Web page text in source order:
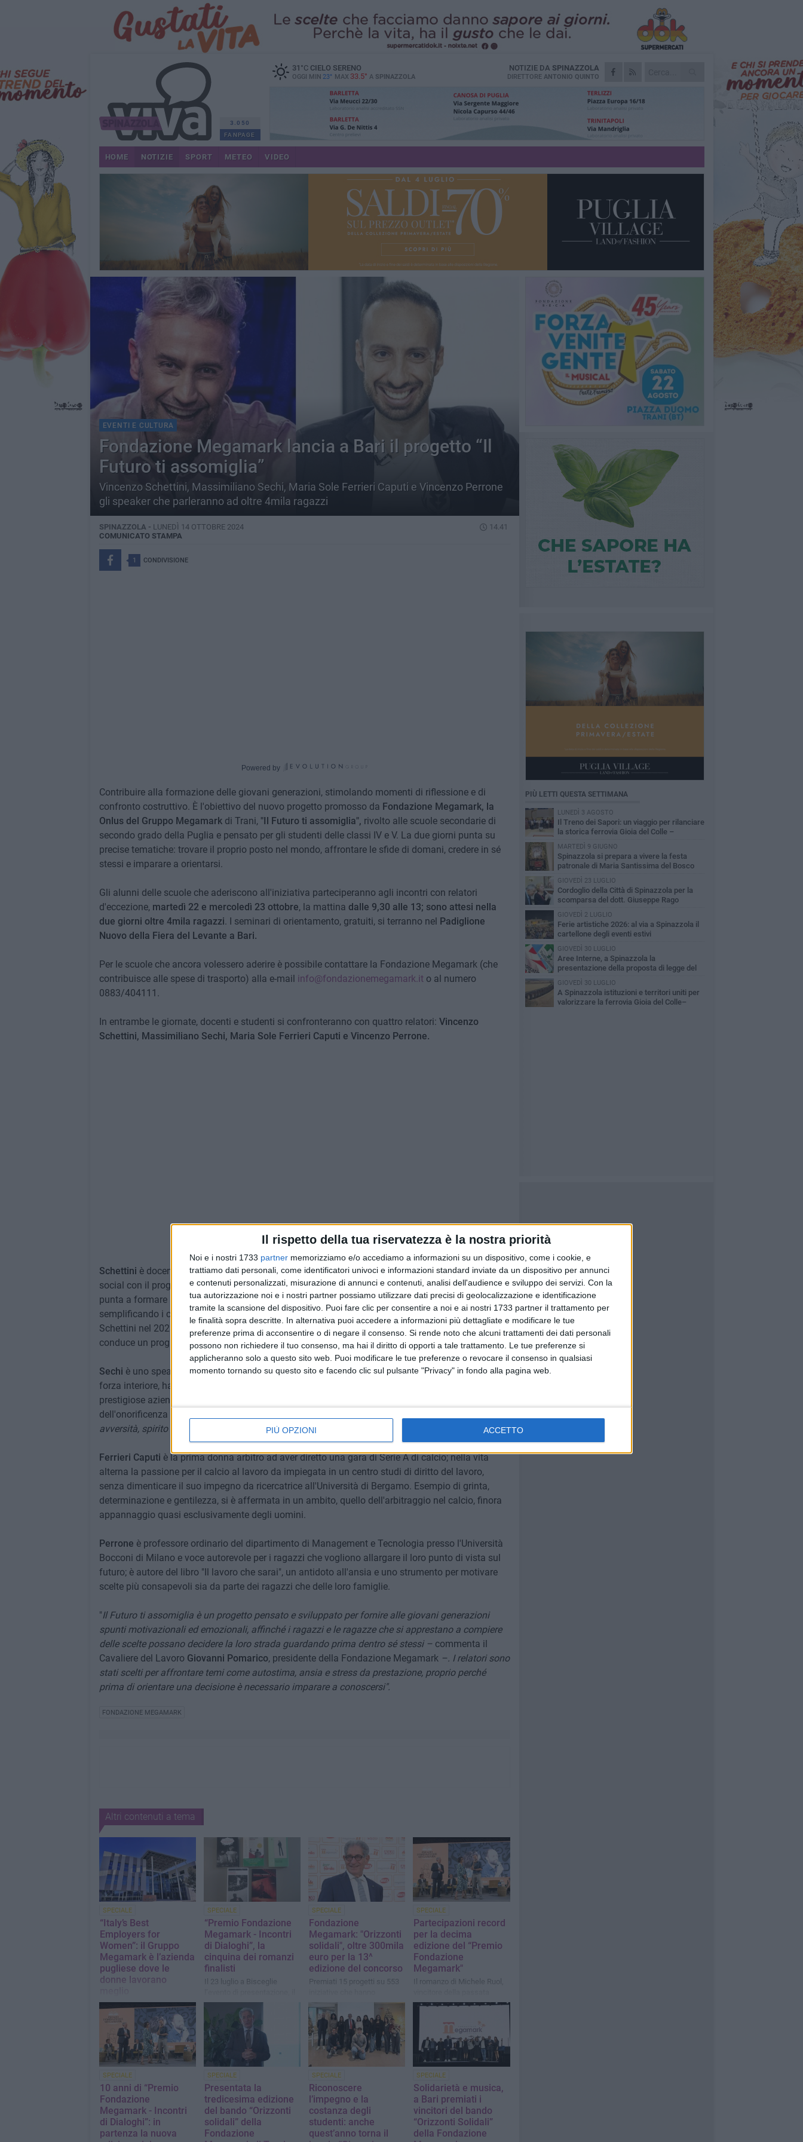
Il rispetto della tua riservatezza è la nostra priorità
Noi e i nostri 1733 partner memorizziamo e/o accediamo a informazioni su un dispositivo, come i cookie, e
trattiamo dati personali, come identificatori univoci e informazioni standard inviate da un dispositivo per annunci
e contenuti personalizzati, misurazione di annunci e contenuti, analisi dell'audience e sviluppo dei servizi. Con la
tua autorizzazione noi e i nostri partner possiamo utilizzare dati precisi di geolocalizzazione e identificazione
tramite la scansione del dispositivo. Puoi fare clic per consentire a noi e ai nostri 1733 partner il trattamento per
le finalità sopra descritte. In alternativa puoi accedere a informazioni più dettagliate e modificare le tue
preferenze prima di acconsentire o di negare il consenso. Si rende noto che alcuni trattamenti dei dati personali
possono non richiedere il tuo consenso, ma hai il diritto di opporti a tale trattamento. Le tue preferenze si
applicheranno solo a questo sito web. Puoi modificare le tue preferenze o revocare il consenso in qualsiasi
momento tornando su questo sito e facendo clic sul pulsante "Privacy" in fondo alla pagina web.
PIÙ OPZIONI ACCETTO
3.050
FANPAGE
31 °CCIELO SERENO
OGGI MIN 23° MAX 33.5° A SPINAZZOLA
NOTIZIE DA SPINAZZOLA
DIRETTORE ANTONIO QUINTO
HOME NOTIZIE SPORT METEO VIDEO
EVENTI E CULTURA
Fondazione Megamark lancia a Bari il progetto “Il
Futuro ti assomiglia”
Vincenzo Schettini, Massimiliano Sechi, Maria Sole Ferrieri Caputi e Vincenzo Perrone
gli speaker che parleranno ad oltre 4mila ragazzi
SPINAZZOLA - LUNEDÌ 14 OTTOBRE 2024
14.41
COMUNICATO STAMPA
1 CONDIVISIONE
Powered by
Contribuire alla formazione delle giovani generazioni, stimolando momenti di riflessione e di
confronto costruttivo. È l'obiettivo del nuovo progetto promosso da Fondazione Megamark, la
Onlus del Gruppo Megamarkdi Trani, "Il Futuro ti assomiglia", rivolto alle scuole secondarie di
secondo grado della Puglia e pensato per gli studenti delle classi IV e V. La due giorni punta su
precise tematiche: trovare il proprio posto nel mondo, affrontare le sfide di domani, credere in sé
stessi e imparare a orientarsi.
Gli alunni delle scuole che aderiscono all'iniziativa parteciperanno agli incontri con relatori
d'eccezione, martedì 22 e mercoledì 23 ottobre, la mattina dalle 9,30 alle 13; sono attesi nella
due giorni oltre 4mila ragazzi. I seminari di orientamento, gratuiti, si terranno nel Padiglione
Nuovo della Fiera del Levante a Bari.
Per le scuole che ancora volessero aderire è possibile contattare la Fondazione Megamark (che
contribuisce alle spese di trasporto) alla e-mail info@fondazionemegamark.ito al numero
0883/404111.
In entrambe le giornate, docenti e studenti si confronteranno con quattro relatori: Vincenzo
Schettini, Massimiliano Sechi, Maria Sole Ferrieri Caputi e Vincenzo Perrone.
Schettini è docente di fisica e ha iniziato a presentare le sue lezioni sul web e sui suoi canali
social con il progetto "La fisica che ci piace", divenuto poi un libro di grande successo. Schettini
punta a formare i giovani oltre i banchi di scuola con spiegazioni vivaci e divertenti,
semplificando i concetti più difficili della fisica; musicista, violinista diplomato al Conservatorio,
Schettini nel 2023 ha pubblicato il suo secondo libro. "Ci vuole un fisico bestiale". Dal 2024
conduce un programma su Rai2 "La Fisica dell'Amore".
Sechi è uno speaker internazionale nato con una grave malformazione fisica; lavorando sulla sua
forza interiore, ha cambiato il corso della sua vita, fino a diventare business coach di diverse e
prestigiose aziende. Nel 2018 è stato insignito dal Presidente della Repubblica Sergio Mattarella
dell'onorificenza al Merito della Repubblica
avversità, spirito costruttivo e impegno sociale".
Ferrieri Caputi è la prima donna arbitro ad aver diretto una gara di Serie A di calcio; nella vita
alterna la passione per il calcio al lavoro da impiegata in un centro studi di diritto del lavoro,
senza dimenticare il suo impegno da ricercatrice all'Università di Bergamo. Esempio di grinta,
determinazione e gentilezza, si è affermata in un ambito, quello dell'arbitraggio nel calcio, finora
appannaggio quasi esclusivamente degli uomini.
Perrone è professore ordinario del dipartimento di Management e Tecnologia presso l'Università
Bocconi di Milano e voce autorevole per i ragazzi che vogliono allargare il loro punto di vista sul
futuro; è autore del libro "Il lavoro che sarai", un antidoto all'ansia e uno strumento per motivare
scelte più consapevoli sia da parte dei ragazzi che delle loro famiglie.
"Il Futuro ti assomiglia è un progetto pensato e sviluppato per fornire alle giovani generazioni
spunti motivazionali ed emozionali, affinché i ragazzi e le ragazze che si apprestano a compiere
delle scelte possano decidere la loro strada guardando prima dentro sé stessi – commenta il
Cavaliere del Lavoro Giovanni Pomarico, presidente della Fondazione Megamark–. I relatori sono
stati scelti per affrontare temi come autostima, ansia e stress da prestazione, proprio perché
prima di orientare una decisione è necessario imparare a conoscersi".
FONDAZIONE MEGAMARK
Altri contenuti a tema
SPECIALE
“Italy’s Best
Employers for
Women”: il Gruppo
Megamark è l’azienda
pugliese dove le
donne lavorano
L’azienda di Trani si è
posizionata al 22esimo
posto a livello nazionale
SPECIALE
“Premio Fondazione
Megamark - Incontri
di Dialoghi”, la
cinquina dei romanzi
finalisti
Il 23 luglio a Bisceglie
12 settembre a Trani la
premiazione del vincitore
SPECIALE
Fondazione
Megamark: "Orizzonti
solidali", oltre 300mila
euro per la 13^
edizione del concorso
Premiati 15 progetti su 553
partecipato al bando da
tutta la Puglia
SPECIALE
Partecipazioni record
per la decima
edizione del “Premio
Fondazione
Megamark"
Il romanzo di Michele Ruol,
edizione, è nella cinquina
Strega 2025”
SPECIALE
10 anni di “Premio
Fondazione
Megamark - Incontri
di Dialoghi”: in
partenza la nuova
SPECIALE
Presentata la
tredicesima edizione
del bando “Orizzonti
solidali” della
Fondazione
SPECIALE
Riconoscere
l’impegno e la
costanza degli
studenti: anche
quest’anno torna il
SPECIALE
Solidarietà e musica,
a Bari premiati i
vincitori del bando
“Orizzonti Solidali”
della Fondazione
PIÙ LETTI QUESTA SETTIMANA
LUNEDÌ 3 AGOSTO
Il Treno dei Sapori: un viaggio per rilanciare
la storica ferrovia Gioia del Colle –
Rocchetta Sant’Antonio
MARTEDÌ 9 GIUGNO
Spinazzola si prepara a vivere la festa
patronale di Maria Santissima del Bosco
GIOVEDÌ 23 LUGLIO
Cordoglio della Città di Spinazzola per la
scomparsa del dott. Giuseppe Rago
GIOVEDÌ 2 LUGLIO
Ferie artistiche 2026: al via a Spinazzola il
cartellone degli eventi estivi
GIOVEDÌ 30 LUGLIO
Aree Interne, a Spinazzola la
presentazione della proposta di legge del
Partito Democratico
GIOVEDÌ 30 LUGLIO
A Spinazzola istituzioni e territori uniti per
valorizzare la ferrovia Gioia del Colle–